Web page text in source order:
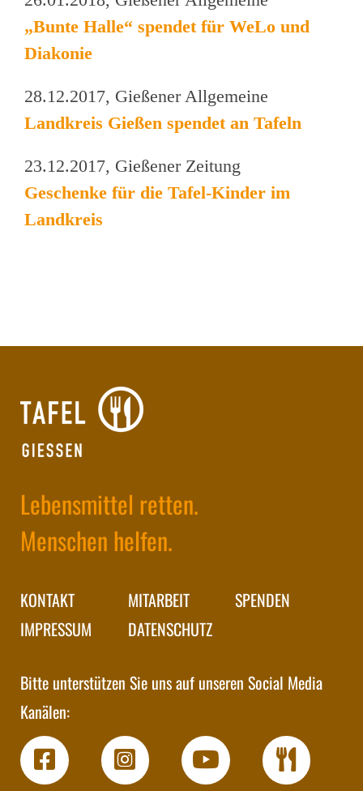
„Bunte Halle“ spendet für WeLo und
Diakonie
28.12.2017, Gießener Allgemeine
Landkreis Gießen spendet an Tafeln
23.12.2017, Gießener Zeitung
Geschenke für die Tafel-Kinder im
Landkreis
Lebensmittel retten.
Menschen helfen.
KONTAKT
IMPRESSUM
MITARBEIT
DATENSCHUTZ
SPENDEN
Bitte unterstützen Sie uns auf unseren Social Media
Kanälen: